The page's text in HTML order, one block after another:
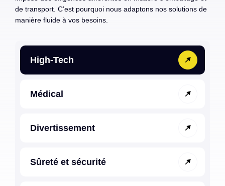
de transport. C’est pourquoi nous adaptons nos solutions de
manière fluide à vos besoins.
High-Tech
Médical
Divertissement
Sûreté et sécurité